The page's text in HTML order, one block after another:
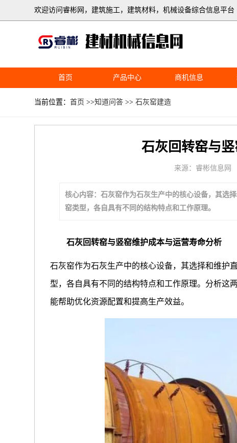
欢迎访问睿彬网，建筑施工，建筑材料，机械设备综合信息平台
首页 产品中心 商机信息
当前位置：首页 >>知道问答 >>石灰窑建造
石灰回转窑与
来源：睿彬信息网
核心内容：石灰窑作为石灰生产中的核心设备，其选
窑类型，各自具有不同的结构特点和工作原理。
石灰回转窑与竖窑维护成本与运营寿命分析
石灰窑作为石灰生产中的核心设备，其选择和维护
型，各自具有不同的结构特点和工作原理。分析这
能帮助优化资源配置和提高生产效益。